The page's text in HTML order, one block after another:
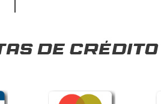
de crédito